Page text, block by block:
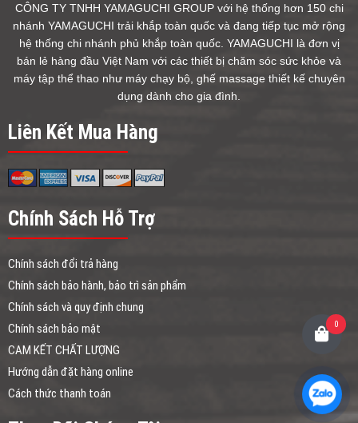
CÔNG TY TNHH YAMAGUCHI GROUP với hệ thống hơn 150 chi
nhánh YAMAGUCHI trải khắp toàn quốc và đang tiếp tục mở rộng
hệ thống chi nhánh phủ khắp toàn quốc. YAMAGUCHI là đơn vị
bán lẻ hàng đầu Việt Nam với các thiết bị chăm sóc sức khỏe và
máy tập thể thao như máy chạy bộ, ghế massage thiết kế chuyên
dụng dành cho gia đình.
Liên Kết Mua Hàng
Chính Sách Hỗ Trợ
Chính sách đổi trả hàng
Chính sách bảo hành, bảo trì sản phẩm
Chính sách và quy định chung
Chính sách bảo mật
CAM KẾT CHẤT LƯỢNG
Hướng dẫn đặt hàng online
Cách thức thanh toán
0